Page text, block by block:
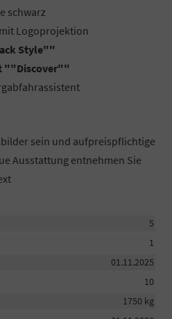
schwarz
Logoprojektion
Style""
""Discover""
sein und aufpreispflichtige
Ausstattung entnehmen Sie
5
1
01.11.2025
10
1750 kg